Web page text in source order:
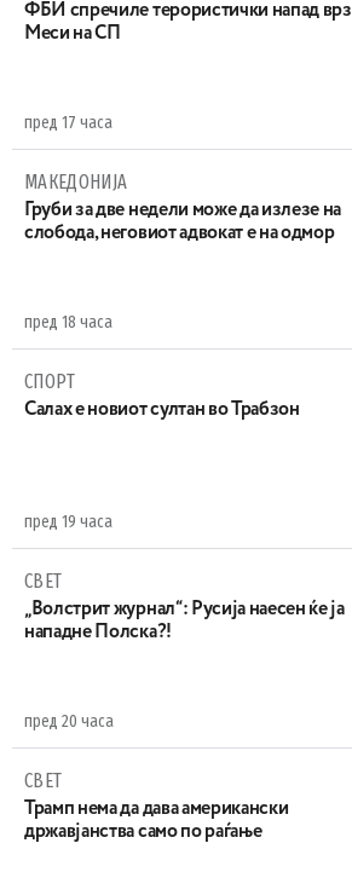
ФБИ спречиле терористички напад врз
Меси на СП
пред 17 часа
МАКЕДОНИЈА
Груби за две недели може да излезе на
слобода, неговиот адвокат е на одмор
пред 18 часа
СПОРТ
Салах е новиот султан во Трабзон
пред 19 часа
СВЕТ
„Волстрит журнал“: Русија наесен ќе ја
нападне Полска?!
пред 20 часа
СВЕТ
Трамп нема да дава американски
државјанства само по раѓање